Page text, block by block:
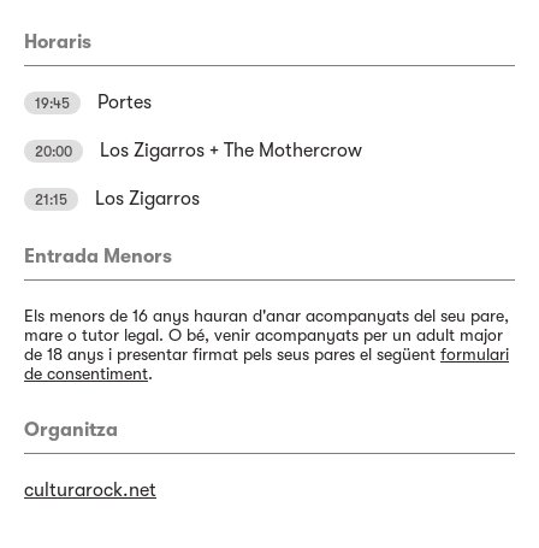
Horaris
19:45 Portes
20:00 Los Zigarros + The Mothercrow
21:15 Los Zigarros
Entrada Menors
Els menors de 16 anys hauran d'anar acompanyats del seu pare,
mare o tutor legal. O bé, venir acompanyats per un adult major
de 18 anys i presentar firmat pels seus pares el següent formulari
de consentiment.
Organitza
culturarock.net